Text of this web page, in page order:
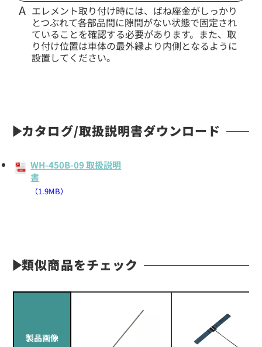
エレメント取り付け時には、ばね座金がしっかり
とつぶれて各部品間に隙間がない状態で固定され
ていることを確認する必要があります。また、取
り付け位置は車体の最外縁より内側となるように
設置してください。
カタログ/取扱説明書ダウンロード
WH-450B-09 取扱説明
書
（1.9MB）
類似商品をチェック
製品画像